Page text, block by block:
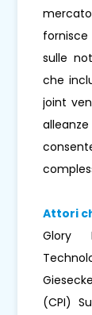
sulle
che
joint
Attori
Glory
(CPI)